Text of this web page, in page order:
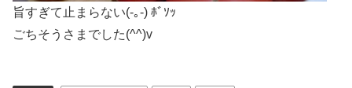
旨すぎて止まらない(-｡-) ﾎﾞｿｯ
ごちそうさまでした(^^)v